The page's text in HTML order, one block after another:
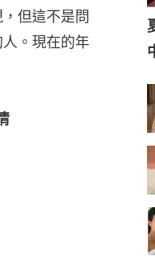
但這不是問
。現在的年